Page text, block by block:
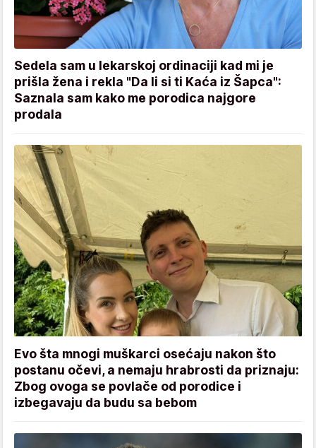
Sedela sam u lekarskoj ordinaciji kad mi je
prišla žena i rekla "Da li si ti Kaća iz Šapca":
Saznala sam kako me porodica najgore
prodala
Evo šta mnogi muškarci osećaju nakon što
postanu očevi, a nemaju hrabrosti da priznaju:
Zbog ovoga se povlače od porodice i
izbegavaju da budu sa bebom